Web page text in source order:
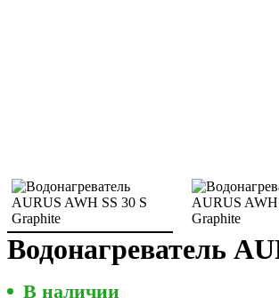
Водонагреватель
В наличии